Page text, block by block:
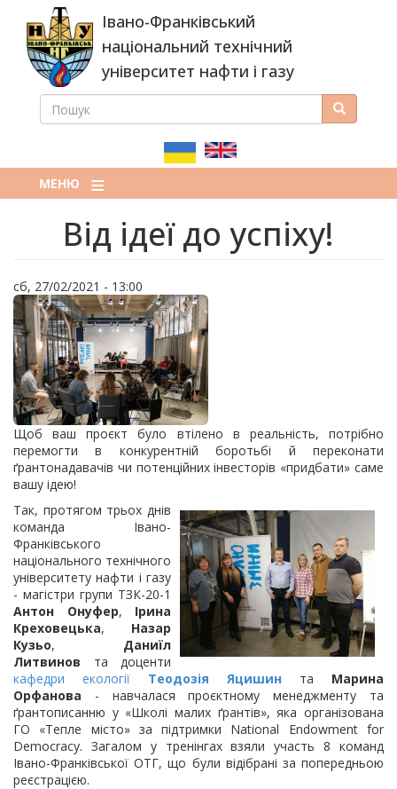
основного
вмісту
Івано-Франківський
національний технічний
університет нафти і газу
ПОШУКОВА
ПОШУК Пошук
МЕНЮ
Від ідеї до успіху!
сб, 27/02/2021 - 13:00
Щоб ваш проєкт було втілено в реальність, потрібно
перемогти в конкурентній боротьбі й переконати
ґрантонадавачів чи потенційних інвесторів «придбати» саме
вашу ідею!
Так, протягом трьох днів
команда Івано-
Франківського
національного технічного
університету нафти і газу
- магістри групи ТЗК-20-1
Антон Онуфер, Ірина
Креховецька, Назар
Кузьо, Даниїл
Литвинов та доценти
кафедри екології
Теодозія Яцишин та Марина
Орфанова - навчалася проєктному менеджменту та
ґрантописанню у «Школі малих ґрантів», яка організована
ГО «Тепле місто» за підтримки National Endowment for
Democracy. Загалом у тренінгах взяли участь 8 команд
Івано-Франківської ОТГ, що були відібрані за попередньою
реєстрацією.